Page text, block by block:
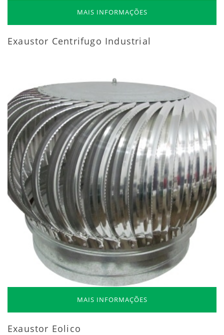
MAIS INFORMAÇÕES
Exaustor Centrifugo Industrial
MAIS INFORMAÇÕES
Exaustor Eolico